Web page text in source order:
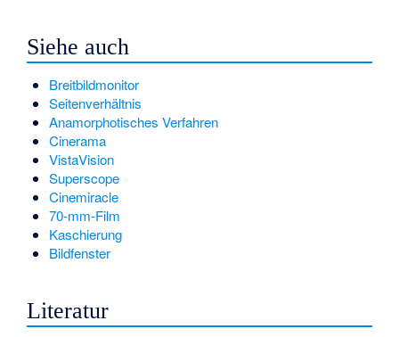
Siehe auch
Breitbildmonitor
Seitenverhältnis
Anamorphotisches Verfahren
Cinerama
VistaVision
Superscope
Cinemiracle
70-mm-Film
Kaschierung
Bildfenster
Literatur